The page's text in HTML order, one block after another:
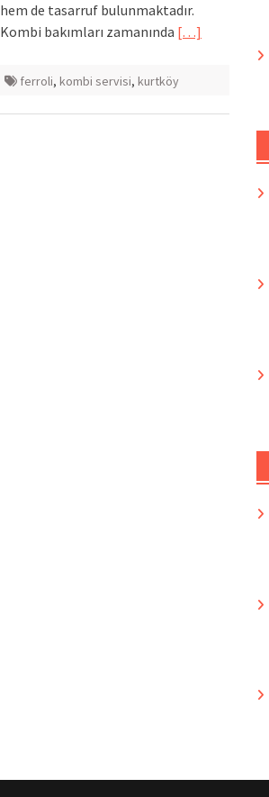
hem de tasarruf bulunmaktadır.
Kombi bakımları zamanında […]
ferroli, kombi servisi, kurtköy